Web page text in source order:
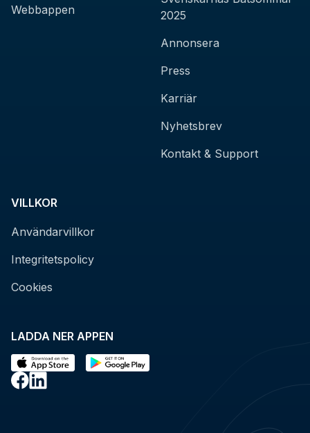
LADDA NER APPEN
Webbappen
2025
Annonsera
Press
Karriär
Nyhetsbrev
Kontakt & Support
VILLKOR
Användarvillkor
Integritetspolicy
Cookies